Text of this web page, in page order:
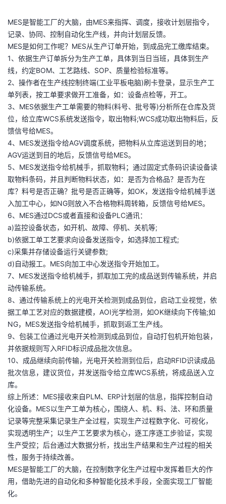
注
开
发
者
学
堂
我
的
课
程
我
的
认
证
我
的
实
验
我
的
收
藏
的
Programs
我
的
支
持
技
支
持
的
声
建
议
MES是智能工厂的大脑，由MES来指挥、调度，接收计划层指令，
记录、协同、控制自动化生产线，并向计划层反馈。
MES是如何工作呢？MES从生产订单开始，到成品完工缴库结束。
1、依据生产订单拆分为生产工单，具体到当日当班，具体到生产
线，约定BOM、工艺路线、SOP、质量检验标准等。
2、操作者在生产线控制终端(工业平板电脑)刷卡登录，显示生产工
单列表，按工单要求做开工准备，如：设备点检等，开工。
3、MES依据生产工单需要的物料(料号、批号等)分析所在仓库及货
位，给立库WCS系统发送指令，取出物料;WCS成功取出物料后，反
馈信号给MES。
4、MES发送指令给AGV调度系统，把物料从立库运送到目的地；
AGV运送到目的地后，反馈信号给MES。
5、MES发送指令给机械手，抓取物料；通过固定式条码识读设备读
取物料条码，并且判断物料状态，如：是否为合格品？是否为在
库？料号是否正确？批号是否正确等，如OK，发送指令给机械手送
入加工中心，如NG则放入不合格物料周转箱，反馈信号给MES。
6、MES通过DCS或者直接和设备PLC通讯：
a)监控设备状态，如开机、故障、停机、关机等;
b)依据工单工艺要求向设备发送指令，如选择加工程式;
c)采集并存储设备运行关键参数;
d)自动报工。MES向加工中心发送指令开始加工。
7、MES发送指令给机械手，抓取加工完的成品送到传输系统，并启
动传输系统。
8、通过传输系统上的光电开关检测到成品到位，启动工业视觉，依
据工单工艺对应的数据建模，AOI光学检测，如OK继续向下传输;如
NG，MES发送指令给机械手，抓取到返工生产线。
9、包装工位通过光电开关检测到成品到位，自动打包机开始包装，
并依据规则写入RFID标识成品批次信息。
10、成品继续向前传输，光电开关检测到位后，启动RFID识读成品
批次信息，建议货位，并发送指令给立库WCS系统，将成品送入立
库。
综上所述：MES接收来自PLM、ERP计划层的信息，指挥控制自动
化设备。MES以生产工单为核心，围绕人、机、料、法、环和质量
记录等完整采集记录生产全过程，实现生产过程数字化、可视化，
实现透明生产；以生产工艺要求为核心，逐工序逐工步验证，实现
生产受控；后台通过大数据分析，找出生产结果和生产过程的相关
性，服务于持续改善。
MES是智能工厂的大脑，在控制数字化生产过程中发挥着巨大的作
用，借助先进的自动化和多种智能化技术手段，全面实现工厂智能
化。